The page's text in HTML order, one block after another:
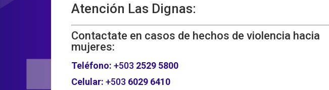
Atención Las Dignas:
Contactate en casos de hechos de violencia hacia
mujeres:
Teléfono: +503 2529 5800
Celular: +503 6029 6410